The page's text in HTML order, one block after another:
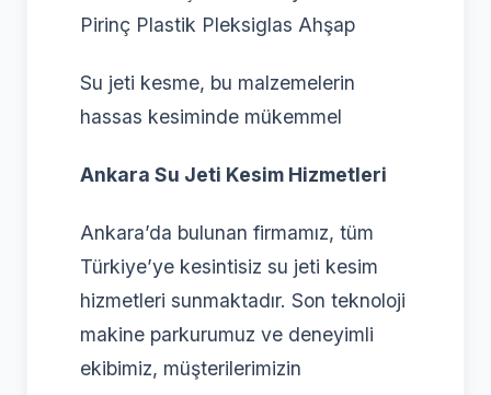
Pirinç Plastik Pleksiglas Ahşap
Su jeti kesme, bu malzemelerin
hassas kesiminde mükemmel
Ankara Su Jeti Kesim Hizmetleri
Ankara’da bulunan firmamız, tüm
Türkiye’ye kesintisiz su jeti kesim
hizmetleri sunmaktadır. Son teknoloji
makine parkurumuz ve deneyimli
ekibimiz, müşterilerimizin